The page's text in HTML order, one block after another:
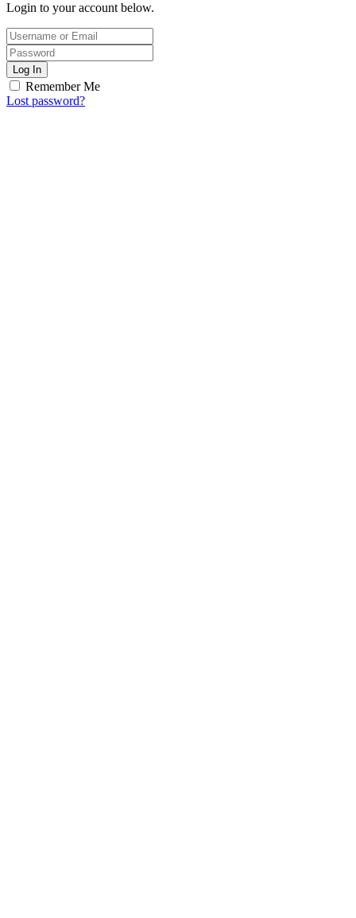
Login to your account below.
Log In
Remember Me
Lost password?